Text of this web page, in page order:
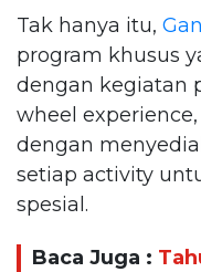
Tak hanya itu,
program khusus
dengan kegiatan
wheel
dengan
setiap activity
spesial.
Baca Juga :